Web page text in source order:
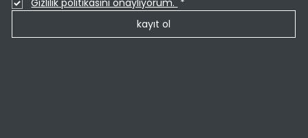
Gizlilik politikasını onaylıyorum. *
kayıt ol